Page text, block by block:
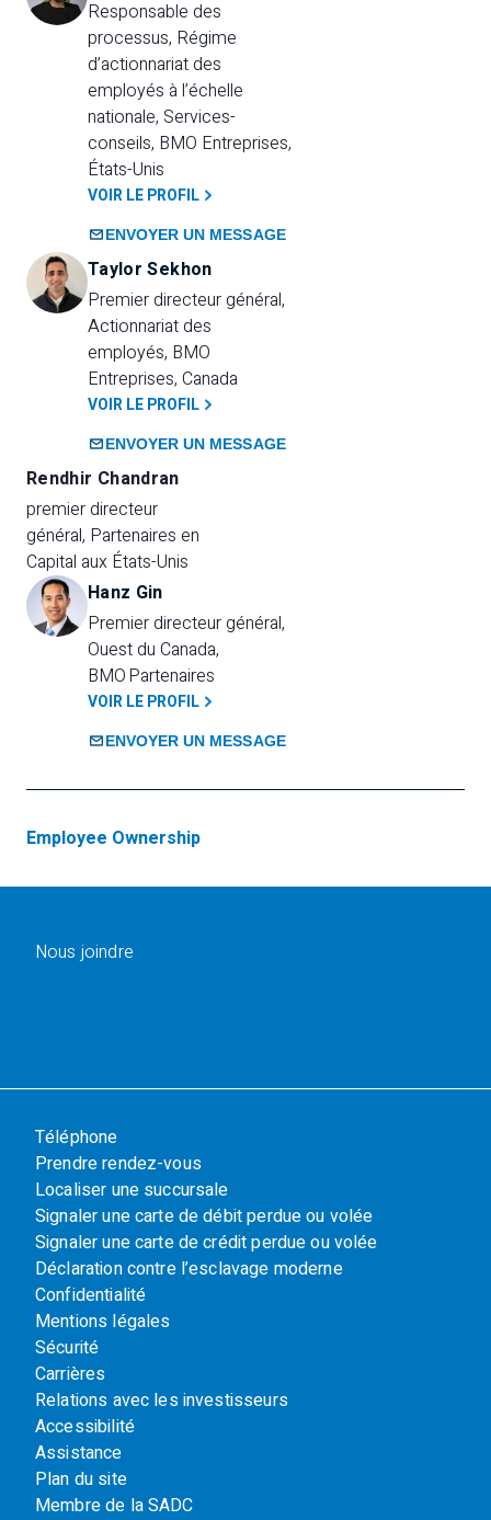
Responsable des
processus, Régime
d’actionnariat des
employés à l’échelle
nationale, Services-
conseils, BMO Entreprises,
États-Unis
VOIR LE PROFIL
ENVOYER UN MESSAGE
Taylor Sekhon
Premier directeur général,
Actionnariat des
employés, BMO
Entreprises, Canada
VOIR LE PROFIL
ENVOYER UN MESSAGE
Rendhir Chandran
premier directeur
général, Partenaires en
Capital aux États-Unis
Hanz Gin
Premier directeur général,
Ouest du Canada,
BMO Partenaires
VOIR LE PROFIL
ENVOYER UN MESSAGE
Employee Ownership
Nous joindre
Téléphone
Prendre rendez-vous
Localiser une succursale
Signaler une carte de débit perdue ou volée
Signaler une carte de crédit perdue ou volée
Déclaration contre l’esclavage moderne
Confidentialité
Mentions légales
Sécurité
Carrières
Relations avec les investisseurs
Accessibilité
Assistance
Plan du site
Membre de la SADC